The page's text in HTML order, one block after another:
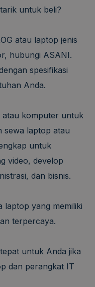
untuk beli?
atau laptop jenis
hubungi ASANI.
spesifikasi
Anda.
komputer untuk
sewa laptop atau
untuk
video, develop
dan bisnis.
laptop yang memiliki
terpercaya.
untuk Anda jika
dan perangkat IT